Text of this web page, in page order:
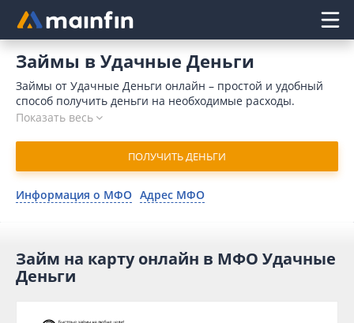
Главное меню
Займы в Удачные Деньги
Займы от Удачные Деньги онлайн – простой и удобный
способ получить деньги на необходимые расходы.
Компания выдает средства за 15 минут, микрокредит
заявки. Для оформления заявки достаточно предоставить
минимальный пакет документов. В 2026 году получить
займ в Удачные Деньги могут даже клиенты, имеющие
плохую кредитную историю. Для отправки заявки
воспользуйтесь нашим сервисом Mainfin.ru.
Показать весь
ПОЛУЧИТЬ ДЕНЬГИ
Информация о МФО Адрес МФО
Займ на карту онлайн в МФО Удачные
Деньги